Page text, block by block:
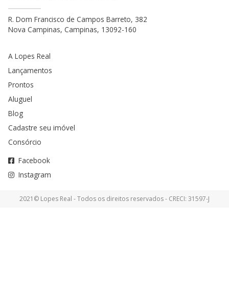
R. Dom Francisco de Campos Barreto, 382
Nova Campinas, Campinas, 13092-160
A Lopes Real
Lançamentos
Prontos
Aluguel
Blog
Cadastre seu imóvel
Consórcio
Facebook
Instagram
2021© Lopes Real - Todos os direitos reservados - CRECI: 31597-J